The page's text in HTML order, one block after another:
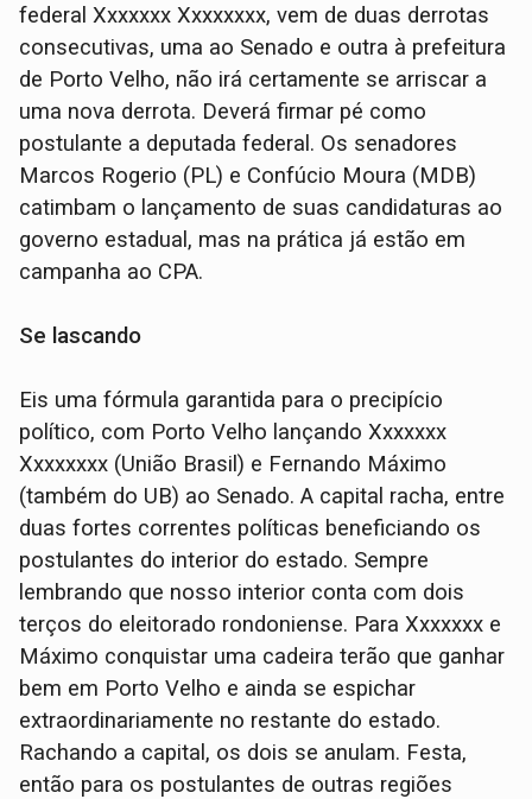
federal Xxxxxxx Xxxxxxxx, vem de duas derrotas
consecutivas, uma ao Senado e outra à prefeitura
de Porto Velho, não irá certamente se arriscar a
uma nova derrota. Deverá firmar pé como
postulante a deputada federal. Os senadores
Marcos Rogerio (PL) e Confúcio Moura (MDB)
catimbam o lançamento de suas candidaturas ao
governo estadual, mas na prática já estão em
campanha ao CPA.
Se lascando
Eis uma fórmula garantida para o precipício
político, com Porto Velho lançando Xxxxxxx
Xxxxxxxx (União Brasil) e Fernando Máximo
(também do UB) ao Senado. A capital racha, entre
duas fortes correntes políticas beneficiando os
postulantes do interior do estado. Sempre
lembrando que nosso interior conta com dois
terços do eleitorado rondoniense. Para Xxxxxxx e
Máximo conquistar uma cadeira terão que ganhar
bem em Porto Velho e ainda se espichar
extraordinariamente no restante do estado.
Rachando a capital, os dois se anulam. Festa,
então para os postulantes de outras regiões